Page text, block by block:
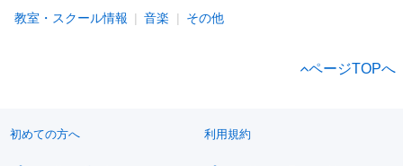
教室・スクール情報 音楽 その他
ページTOPへ
初めての方へ 利用規約